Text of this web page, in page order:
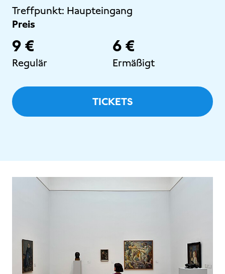
Treffpunkt: Haupteingang
Preis
9 €
Regulär
6 €
Ermäßigt
TICKETS